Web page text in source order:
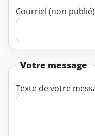
Courriel (non publié)
Votre message